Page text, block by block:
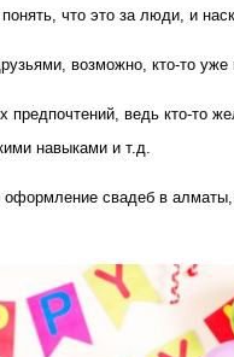
что это за люди, и
возможно, кто-то
предпочтений, ведь кто-
навыками и т.д.
свадеб в